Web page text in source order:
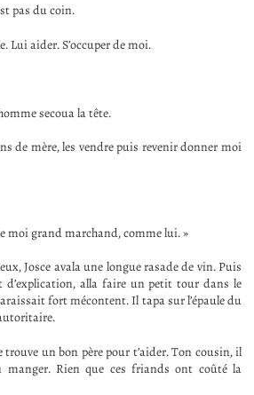
pas du coin.
aider. S’occuper de moi.
secoua la tête.
de mère, les vendre puis revenir donner moi
grand marchand, comme lui. »
Josce avala une longue rasade de vin. Puis
d’explication, alla faire un petit tour dans le
fort mécontent. Il tapa sur l’épaule du
trouve un bon père pour t’aider. Ton cousin, il
manger. Rien que ces friands ont coûté la